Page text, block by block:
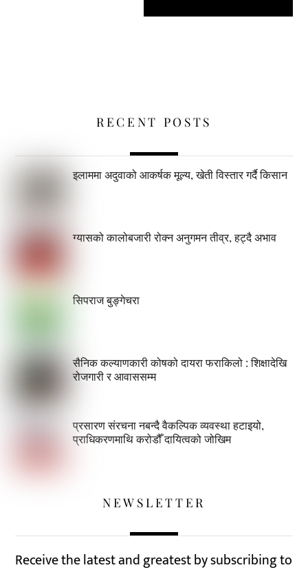
RECENT POSTS
इलाममा अदुवाको आकर्षक मूल्य, खेती विस्तार गर्दै किसान
ग्यासको कालोबजारी रोक्न अनुगमन तीव्र, हट्दै अभाव
सिपराज बुङ्गेचरा
सैनिक कल्याणकारी कोषको दायरा फराकिलो : शिक्षादेखि
रोजगारी र आवाससम्म
प्रसारण संरचना नबन्दै वैकल्पिक व्यवस्था हटाइयो,
प्राधिकरणमाथि करोडौँ दायित्वको जोखिम
NEWSLETTER
Receive the latest and greatest by subscribing to